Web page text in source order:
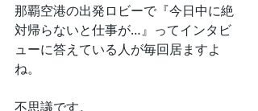
那覇空港の出発ロビーで『今日中に絶
対帰らないと仕事が…』ってインタビ
ューに答えている人が毎回居ますよ
ね。
不思議です。